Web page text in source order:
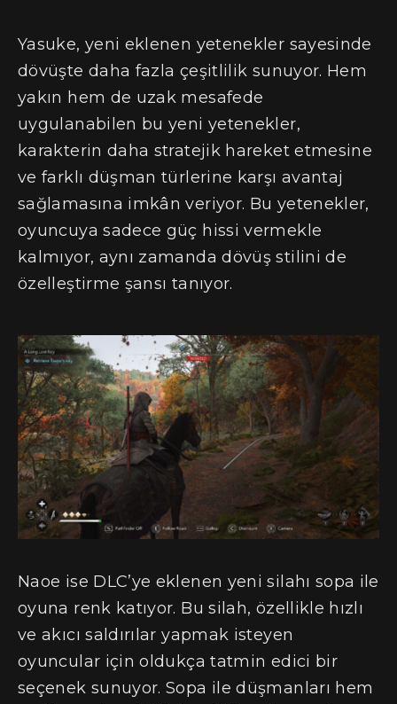
Yasuke, yeni eklenen yetenekler sayesinde
dövüşte daha fazla çeşitlilik sunuyor. Hem
yakın hem de uzak mesafede
uygulanabilen bu yeni yetenekler,
karakterin daha stratejik hareket etmesine
ve farklı düşman türlerine karşı avantaj
sağlamasına imkân veriyor. Bu yetenekler,
oyuncuya sadece güç hissi vermekle
kalmıyor, aynı zamanda dövüş stilini de
özelleştirme şansı tanıyor.
Naoe ise DLC’ye eklenen yeni silahı sopa ile
oyuna renk katıyor. Bu silah, özellikle hızlı
ve akıcı saldırılar yapmak isteyen
oyuncular için oldukça tatmin edici bir
seçenek sunuyor. Sopa ile düşmanları hem